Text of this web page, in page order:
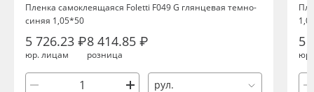
Пленка самоклеящаяся Foletti F049 G глянцевая темно-
синяя 1,05*50
5 726.23 ₽
юр. лицам
8 414.85 ₽
розница
рул.
5